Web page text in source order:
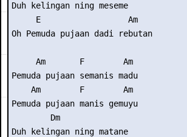
Duh kelingan ning meseme
     E                  Am
Oh Pemuda pujaan dadi rebutan
     Am       F        Am
Pemuda pujaan semanis madu
    Am        F        Am
Pemuda pujaan manis gemuyu
        Dm
Duh kelingan ning matane